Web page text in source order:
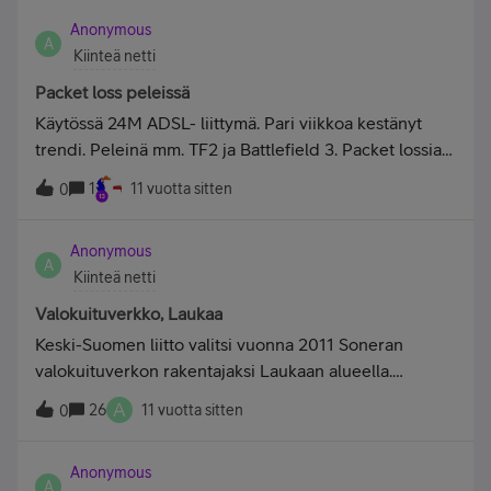
luvatusta (100Mbit/10Mbit).
karhutaan koko sopimuskauden kuukausimaksut (550
€). Ei kai se voi näin mennä?? Pyytäisinkin
selvittelytyötä asian suhteen. Laskun numero
A
Anonymous
Kiinteä netti
Packet loss peleissä
Käytössä 24M ADSL- liittymä. Pari viikkoa kestänyt
trendi. Peleinä mm. TF2 ja Battlefield 3. Packet lossia
tulee jokaiselle ulkomaan servereille 10-20 %. Onko
tälle mitään tehtävissä Soneran päässä?
0 1 11 vuotta sitten
A
Anonymous
Kiinteä netti
Valokuituverkko, Laukaa
Keski-Suomen liitto valitsi vuonna 2011 Soneran
valokuituverkon rakentajaksi Laukaan alueella.
Tiedustelisinkin milloin valokuituverkon rakennustyöt
alkavat/ovat alkaneet ja milloin liittymiä aletaan
alueella, Kataanmäen/Kantolan uudella asuinalueelle
0 26 A 11 vuotta sitten
A
Anonymous